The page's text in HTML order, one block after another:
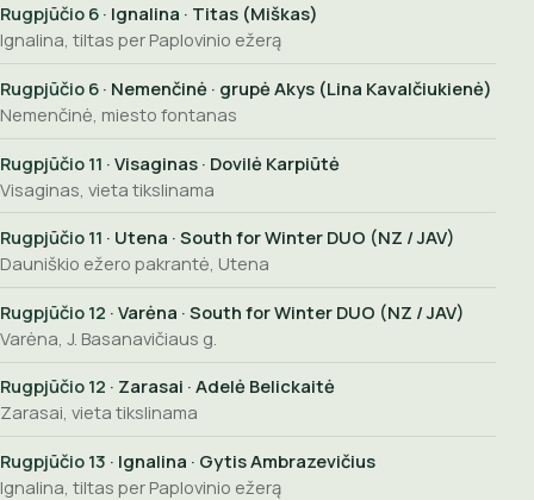
Rugpjūčio 6 · Ignalina · Titas (Miškas)
Ignalina, tiltas per Paplovinio ežerą
Rugpjūčio 6 · Nemenčinė · grupė Akys (Lina Kavalčiukienė)
Nemenčinė, miesto fontanas
Rugpjūčio 11 · Visaginas · Dovilė Karpiūtė
Visaginas, vieta tikslinama
Rugpjūčio 11 · Utena · South for Winter DUO (NZ / JAV)
Dauniškio ežero pakrantė, Utena
Rugpjūčio 12 · Varėna · South for Winter DUO (NZ / JAV)
Varėna, J. Basanavičiaus g.
Rugpjūčio 12 · Zarasai · Adelė Belickaitė
Zarasai, vieta tikslinama
Rugpjūčio 13 · Ignalina · Gytis Ambrazevičius
Ignalina, tiltas per Paplovinio ežerą